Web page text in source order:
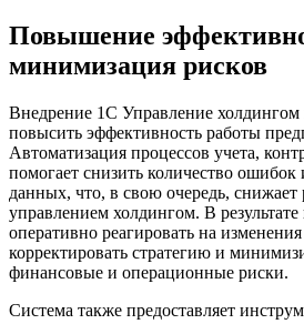
Повышение
минимизация рисков
Внедрение 1С Управление холдингом
повысить эффективность работы
Автоматизация процессов учета,
помогает снизить количество ошибок
данных, что, в свою очередь, снижает
управлением холдингом. В
оперативно реагировать на
корректировать стратегию и
финансовые и операционные риски.
Система также предоставляет